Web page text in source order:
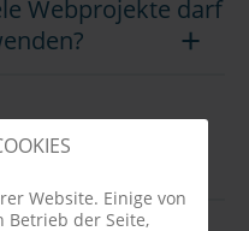
Webprojekte darf
ImageSizer,
Website. Einige von
Betrieb der Seite,